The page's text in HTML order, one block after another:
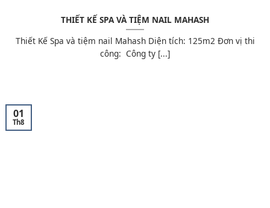
THIẾT KẾ SPA VÀ TIỆM NAIL MAHASH
Thiết Kế Spa và tiệm nail Mahash Diện tích: 125m2 Đơn vị thi
công: Công ty [...]
01
Th8